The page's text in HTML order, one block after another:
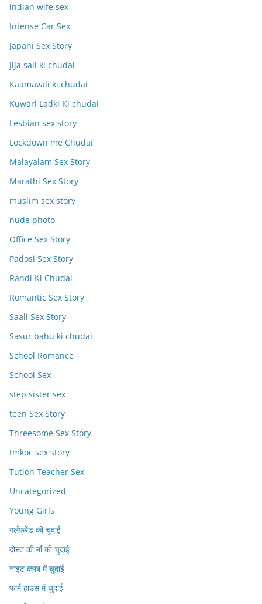
indian wife sex
Intense Car Sex
Japani Sex Story
Jija sali ki chudai
Kaamavali ki chudai
Kuwari Ladki Ki chudai
Lesbian sex story
Lockdown me Chudai
Malayalam Sex Story
Marathi Sex Story
muslim sex story
nude photo
Office Sex Story
Padosi Sex Story
Randi Ki Chudai
Romantic Sex Story
Saali Sex Story
Sasur bahu ki chudai
School Romance
School Sex
step sister sex
teen Sex Story
Threesome Sex Story
tmkoc sex story
Tution Teacher Sex
Uncategorized
Young Girls
गर्लफ्रेंड की चुदाई
दोस्त की माँ की चुदाई
नाइट क्लब में चुदाई
फार्म हाउस में चुदाई